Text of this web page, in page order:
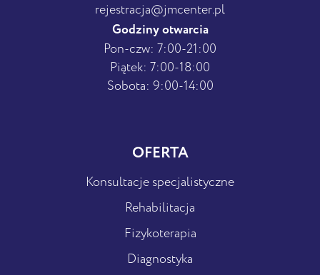
rejestracja@jmcenter.pl
Godziny otwarcia
Pon-czw: 7:00-21:00
Piątek: 7:00-18:00
Sobota: 9:00-14:00
OFERTA
Konsultacje specjalistyczne
Rehabilitacja
Fizykoterapia
Diagnostyka